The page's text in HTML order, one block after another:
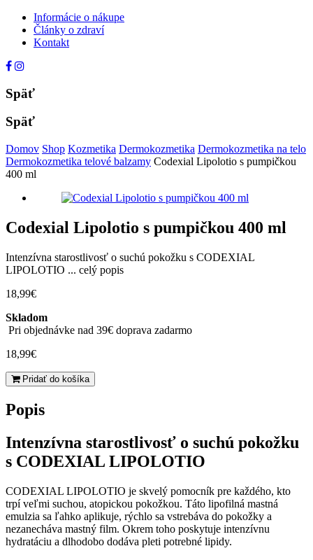
Informácie o nákupe
Články o zdraví
Kontakt
Späť
Späť
Domov Shop Kozmetika Dermokozmetika Dermokozmetika na telo
Dermokozmetika telové balzamy Codexial Lipolotio s pumpičkou
400 ml
Codexial Lipolotio s pumpičkou 400 ml
Intenzívna starostlivosť o suchú pokožku s CODEXIAL
LIPOLOTIO ... celý popis
18,99€
Skladom
Pri objednávke nad 39€ doprava zadarmo
18,99€
množstvo
Codexial
Lipolotio
s
400 ml
Pridať do košíka
Popis
Intenzívna starostlivosť o suchú pokožku
s CODEXIAL LIPOLOTIO
CODEXIAL LIPOLOTIO je skvelý pomocník pre každého, kto
trpí veľmi suchou, atopickou pokožkou. Táto lipofilná mastná
emulzia sa ľahko aplikuje, rýchlo sa vstrebáva do pokožky a
nezanecháva mastný film. Okrem toho poskytuje intenzívnu
hydratáciu a dlhodobo dodáva pleti potrebné lipidy.